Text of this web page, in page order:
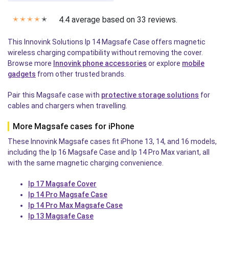
✭ ✭ ✭ ✭ ✭ 4.4 average based on 33 reviews.
This Innovink Solutions Ip 14 Magsafe Case offers magnetic
wireless charging compatibility without removing the cover.
Browse more Innovink phone accessories or explore mobile
gadgets from other trusted brands.
Pair this Magsafe case with protective storage solutions for
cables and chargers when travelling.
More Magsafe cases for iPhone
These Innovink Magsafe cases fit iPhone 13, 14, and 16 models,
including the Ip 16 Magsafe Case and Ip 14 Pro Max variant, all
with the same magnetic charging convenience.
Ip 17 Magsafe Cover
Ip 14 Pro Magsafe Case
Ip 14 Pro Max Magsafe Case
Ip 13 Magsafe Case